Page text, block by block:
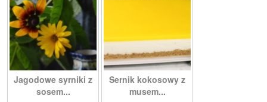
Jagodowe syrniki z
sosem...
Sernik kokosowy z
musem...